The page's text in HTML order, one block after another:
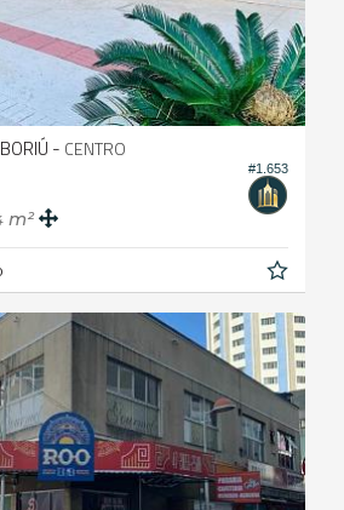
#1.653
- CENTRO
m²